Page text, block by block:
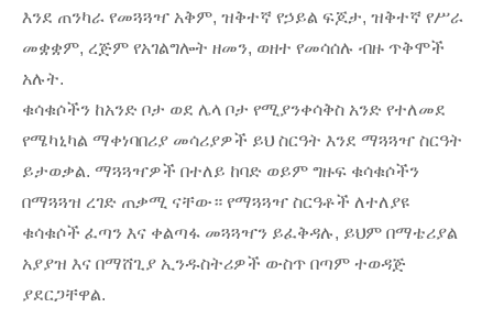
እንደ ጠንካራ የመጓጓዣ አቅም, ዝቅተኛ የኃይል ፍጆታ, ዝቅተኛ የሥራ
መቋቋም, ረጅም የአገልግሎት ዘመን, ወዘተ የመሳሰሉ ብዙ ጥቅሞች
አሉት.
ቁሳቁሶችን ከአንድ ቦታ ወደ ሌላ ቦታ የሚያንቀሳቅስ አንድ የተለመደ
የሜካኒካል ማቀነባበሪያ መሳሪያዎች ይህ ስርዓት እንደ ማጓጓዣ ስርዓት
ይታወቃል. ማጓጓዣዎች በተለይ ከባድ ወይም ግዙፍ ቁሳቁሶችን
በማጓጓዝ ረገድ ጠቃሚ ናቸው። የማጓጓዣ ስርዓቶች ለተለያዩ
ቁሳቁሶች ፈጣን እና ቀልጣፋ መጓጓዣን ይፈቅዳሉ, ይህም በማቴሪያል
አያያዝ እና በማሸጊያ ኢንዱስትሪዎች ውስጥ በጣም ተወዳጅ
ያደርጋቸዋል.